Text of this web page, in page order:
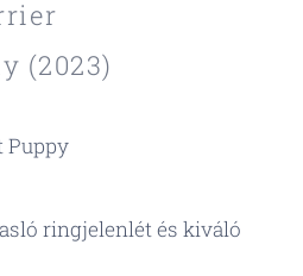
(2023)
Puppy
ringjelenlét és kiváló